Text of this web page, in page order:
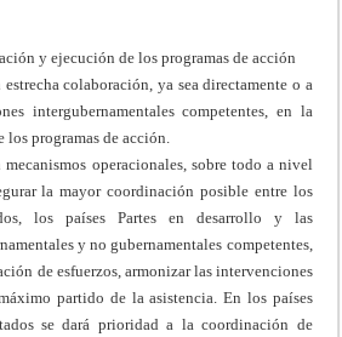
y ejecución de los programas de acción
estrecha colaboración, ya sea directamente o a
intergubernamentales competentes, en la
programas de acción.
mecanismos operacionales, sobre todo a nivel
la mayor coordinación posible entre los
los países Partes en desarrollo y las
y no gubernamentales competentes,
de esfuerzos, armonizar las intervenciones
partido de la asistencia. En los países
se dará prioridad a la coordinación de